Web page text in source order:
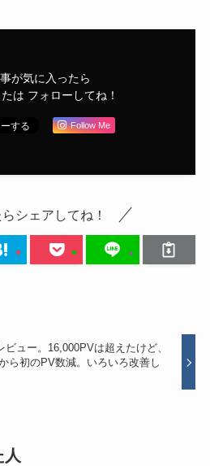
が気に入ったら
は フォローしてね！
Follow Me
シェアしてね！
ュー。16,000PVは超えたけど、
ら初のPV数減。いろいろ改善し